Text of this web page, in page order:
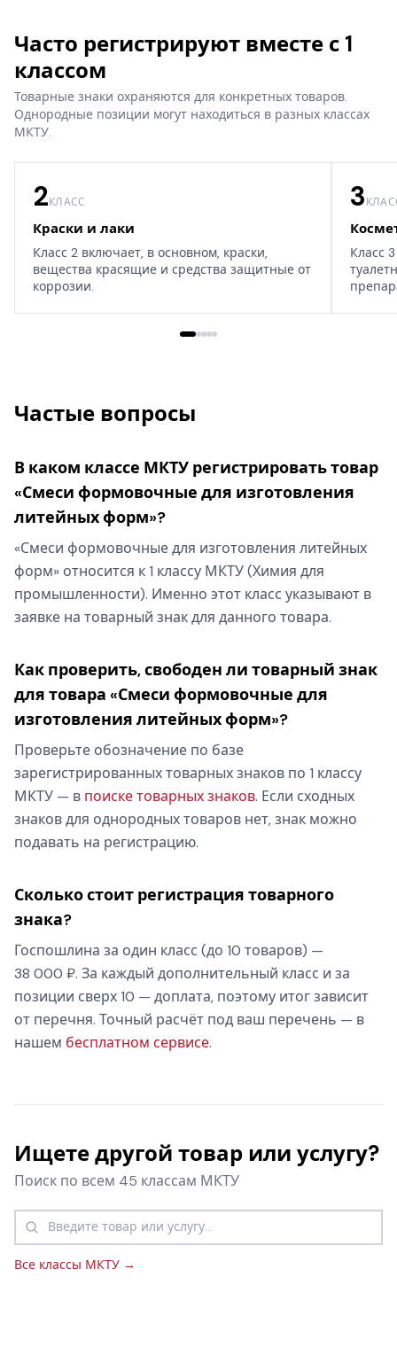
Часто регистрируют вместе с 1
классом
Товарные знаки охраняются для конкретных товаров.
Однородные позиции могут находиться в разных классах
МКТУ.
2КЛАСС
Краски и лаки
Класс 2 включает, в основном, краски,
вещества красящие и средства защитные от
коррозии.
3
Класс
Частые вопросы
В каком классе МКТУ регистрировать товар
«Смеси формовочные для изготовления
литейных форм»?
«Смеси формовочные для изготовления литейных
форм» относится к 1 классу МКТУ (Химия для
промышленности). Именно этот класс указывают в
заявке на товарный знак для данного товара.
Как проверить, свободен ли товарный знак
для товара «Смеси формовочные для
изготовления литейных форм»?
Проверьте обозначение по базе
зарегистрированных товарных знаков по 1 классу
МКТУ — в поиске товарных знаков. Если сходных
знаков для однородных товаров нет, знак можно
подавать на регистрацию.
Сколько стоит регистрация товарного
знака?
Госпошлина за один класс (до 10 товаров) —
38 000 ₽. За каждый дополнительный класс и за
позиции сверх 10 — доплата, поэтому итог зависит
от перечня. Точный расчёт под ваш перечень — в
нашем бесплатном сервисе.
Ищете другой товар или услугу?
Поиск по всем 45 классам МКТУ
Все классы МКТУ →